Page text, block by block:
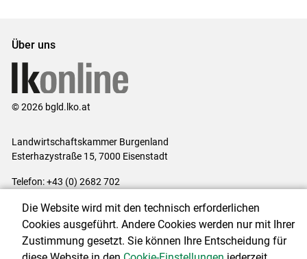
Über uns
© 2026 bgld.lko.at
Landwirtschaftskammer Burgenland
Esterhazystraße 15, 7000 Eisenstadt
Telefon: +43 (0) 2682 702
Impressum|Kontakt|Datenschutzerklärung|Barrierefreiheit|
Cookie-Einstellungen
Die Website wird mit den technisch erforderlichen
Cookies ausgeführt. Andere Cookies werden nur mit Ihrer
Zustimmung gesetzt. Sie können Ihre Entscheidung für